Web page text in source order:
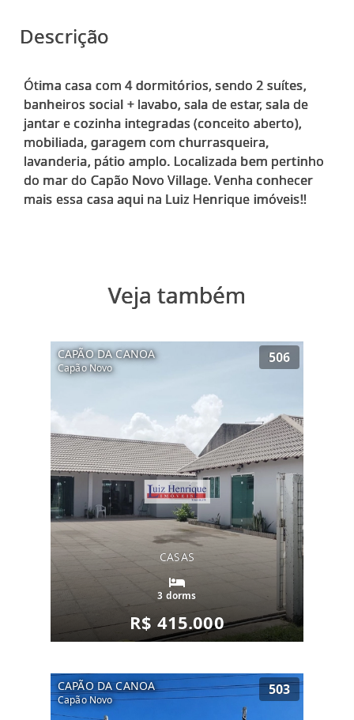
Descrição
Ótima casa com 4 dormitórios, sendo 2 suítes,
banheiros social + lavabo, sala de estar, sala de
jantar e cozinha integradas (conceito aberto),
mobiliada, garagem com churrasqueira,
lavanderia, pátio amplo. Localizada bem pertinho
do mar do Capão Novo Village. Venha conhecer
mais essa casa aqui na Luiz Henrique imóveis!!
Veja também
CAPÃO DA CANOA
Capão Novo
506
CASAS
3 dorms
R$ 415.000
CAPÃO DA CANOA
Capão Novo
503